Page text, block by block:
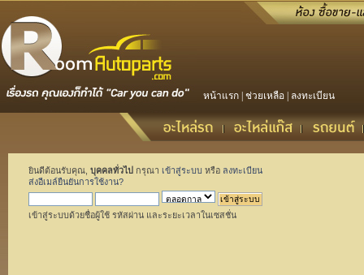
หน้าแรก ช่วยเหลือ ลงทะเบียน
ยินดีต้อนรับคุณ, บุคคลทั่วไป กรุณา เข้าสู่ระบบ หรือ ลงทะเบียน
ส่งอีเมล์ยืนยันการใช้งาน?
เข้าสู่ระบบด้วยชื่อผู้ใช้ รหัสผ่าน และระยะเวลาในเซสชั่น